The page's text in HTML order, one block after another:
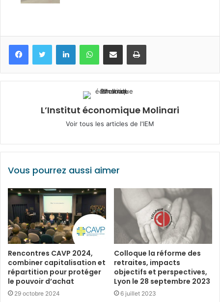
FacebookTwitter LinkedinWhatsApp
Partagez par mail Imprimez
L’Institut économique Molinari
Voir tous les articles de l'IEM
Vous pourrez aussi aimer
Rencontres CAVP 2024,
combiner capitalisation et
répartition pour protéger
le pouvoir d’achat
29 octobre 2024
Colloque la réforme des
retraites, impacts
objectifs et perspectives,
Lyon le 28 septembre 2023
6 juillet 2023